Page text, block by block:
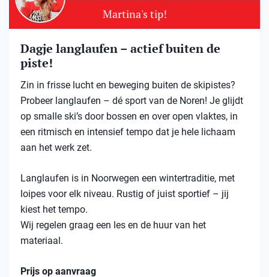
Martina's tip!
Dagje langlaufen – actief buiten de
piste!
Zin in frisse lucht en beweging buiten de skipistes?
Probeer langlaufen – dé sport van de Noren! Je glijdt
op smalle ski’s door bossen en over open vlaktes, in
een ritmisch en intensief tempo dat je hele lichaam
aan het werk zet.
Langlaufen is in Noorwegen een wintertraditie, met
loipes voor elk niveau. Rustig of juist sportief – jij
kiest het tempo.
Wij regelen graag een les en de huur van het
materiaal.
Prijs op aanvraag